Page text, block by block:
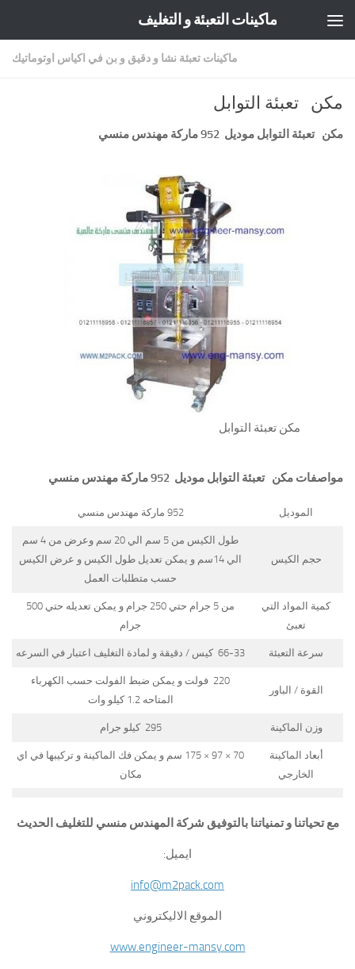
ماكينات التعبئة و التغليف
ماكينات تعبئة نشا و دقيق و بن في اكياس اوتوماتيك
مكن تعبئة التوابل
مكن تعبئة التوابل موديل 952 ماركة مهندس منسي
مكن تعبئة التوابل
مواصفات مكن تعبئة التوابل موديل 952 ماركة مهندس منسي
الموديل 952 ماركة مهندس منسي
حجم الكيس
طول الكيس من 5 سم الي 20 سم وعرض من 4 سم
الي 14سم و يمكن تعديل طول الكيس و عرض الكيس
حسب متطلبات العمل
كمية المواد التي
تعبئ
من 5 جرام حتي 250 جرام و يمكن تعديله حتي 500
جرام
سرعة التعبئة 66-33 كيس / دقيقة و لمادة التغليف اعتبار في السرعه
القوة / الباور
220 فولت و يمكن ضبط الفولت حسب الكهرباء
المتاحه 1.2 كيلو وات
وزن الماكينة 295 كيلو جرام
أبعاد الماكينة
الخارجي
70 × 97 × 175 سم و يمكن فك الماكينة و تركيبها في اي
مكان
مع تحياتنا و تمنياتنا بالتوفيق شركة المهندس منسي للتغليف الحديث
ايميل:
info@m2pack.com
الموقع الاليكتروني
www.engineer-mansy.com